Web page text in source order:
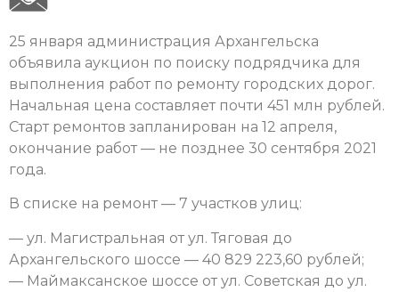
25 января администрация Архангельска
объявила аукцион по поиску подрядчика для
выполнения работ по ремонту городских дорог.
Начальная цена составляет почти 451 млн рублей.
Старт ремонтов запланирован на 12 апреля,
окончание работ — не позднее 30 сентября 2021
года.
В списке на ремонт — 7 участков улиц:
— ул. Магистральная от ул. Тяговая до
Архангельского шоссе — 40 829 223,60 рублей;
— Маймаксанское шоссе от ул. Советская до ул.